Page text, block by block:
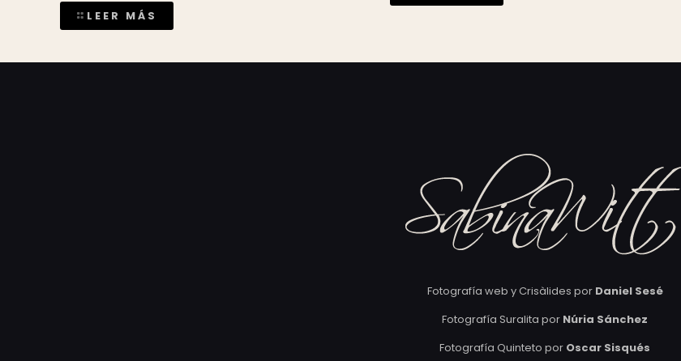
LEER MÁS
Fotografía web y Crisàlides por Daniel Sesé
Fotografía Suralita por Núria Sánchez
Fotografía Quinteto por Oscar Sisqués